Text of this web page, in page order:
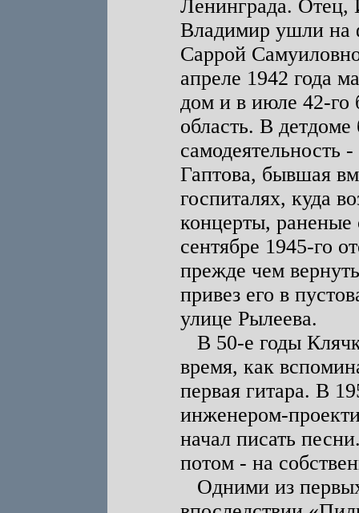
Ленинграда. Отец,
Владимир ушли на
Саррой
апреле 1942 года
дом и в июле 42-го
область. В
самодеятельность
Гаптова, бывшая
госпиталях, куда
концерты,
сентябре 1945-го
прежде чем
привез его в
улице Рылеева.
В 50-е годы
время, как
первая гитара. В
инженером-
начал писать
потом - на
Одними из